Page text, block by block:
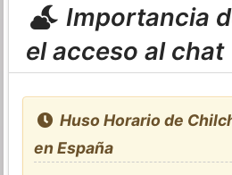
Importancia
el acceso al chat
Huso Horario de
en España